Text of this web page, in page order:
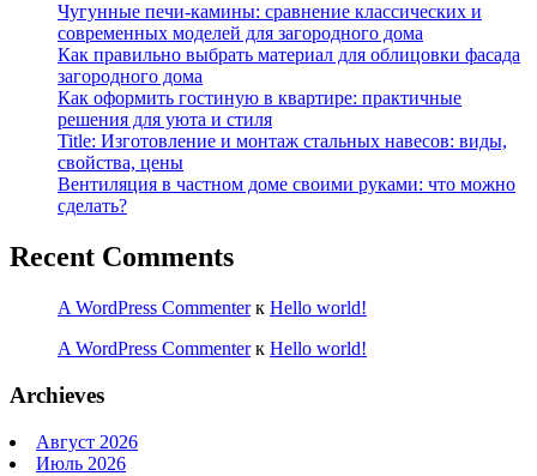
Чугунные печи-камины: сравнение классических и
современных моделей для загородного дома
Как правильно выбрать материал для облицовки фасада
загородного дома
Как оформить гостиную в квартире: практичные
решения для уюта и стиля
Title: Изготовление и монтаж стальных навесов: виды,
свойства, цены
Вентиляция в частном доме своими руками: что можно
сделать?
Recent Comments
A WordPress Commenterк Hello world!
A WordPress Commenterк Hello world!
Archieves
Август 2026
Июль 2026